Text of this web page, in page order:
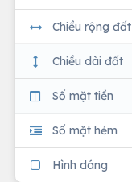
Chiều rộng đất
Chiều dài đất
Số mặt tiền
Số mặt hẻm
Hình dáng